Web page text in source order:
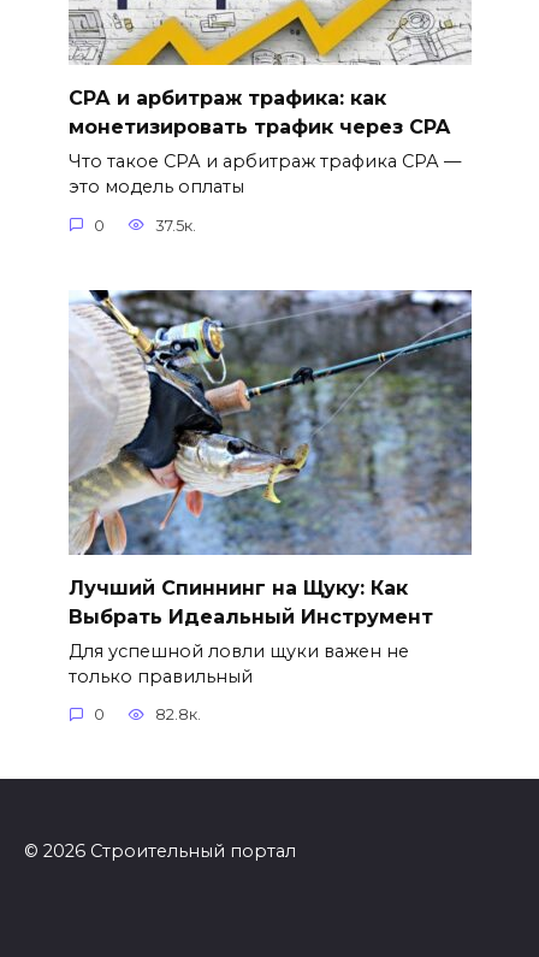
СРА и арбитраж трафика: как
монетизировать трафик через CPA
Что такое СРА и арбитраж трафика СРА —
это модель оплаты
0 37.5к.
Лучший Спиннинг на Щуку: Как
Выбрать Идеальный Инструмент
Для успешной ловли щуки важен не
только правильный
0 82.8к.
© 2026 Строительный портал